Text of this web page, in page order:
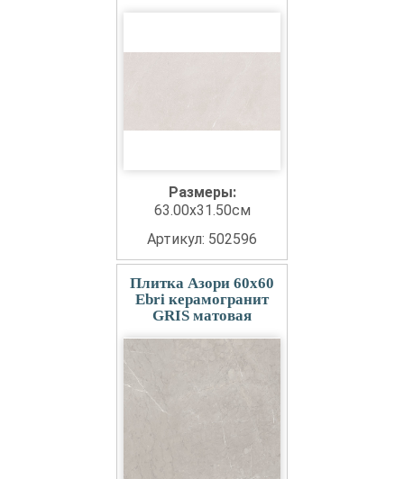
Размеры:
63.00x31.50см
Артикул: 502596
Плитка Азори 60x60
Ebri керамогранит
GRIS матовая